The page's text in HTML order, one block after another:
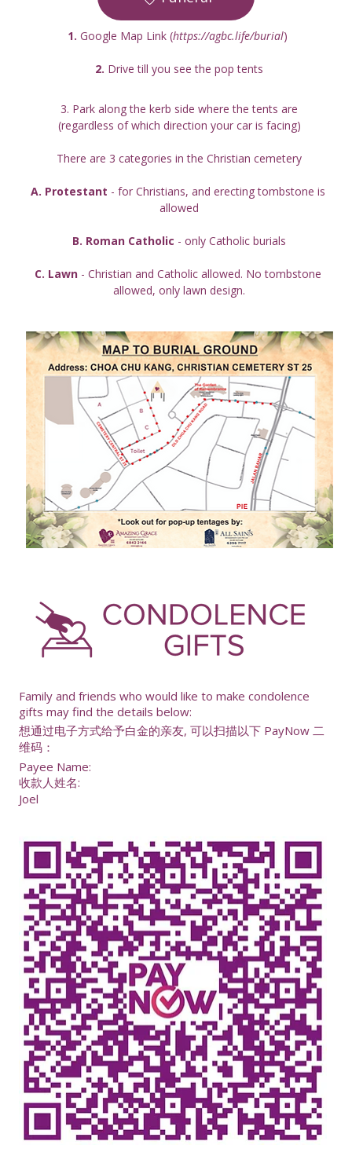
1. Google Map Link (https://agbc.life/burial)
2. Drive till you see the pop tents
3. Park along the kerb side where the tents are
(regardless of which direction your car is facing)
There are 3 categories in the Christian cemetery
A. Protestant - for Christians, and erecting tombstone is
allowed
B. Roman Catholic - only Catholic burials
C. Lawn - Christian and Catholic allowed. No tombstone
allowed, only lawn design.
Family and friends who would like to make condolence
gifts may find the details below:
想通过电子方式给予白金的亲友, 可以扫描以下 PayNow 二
维码：
Payee Name:
收款人姓名:
Joel